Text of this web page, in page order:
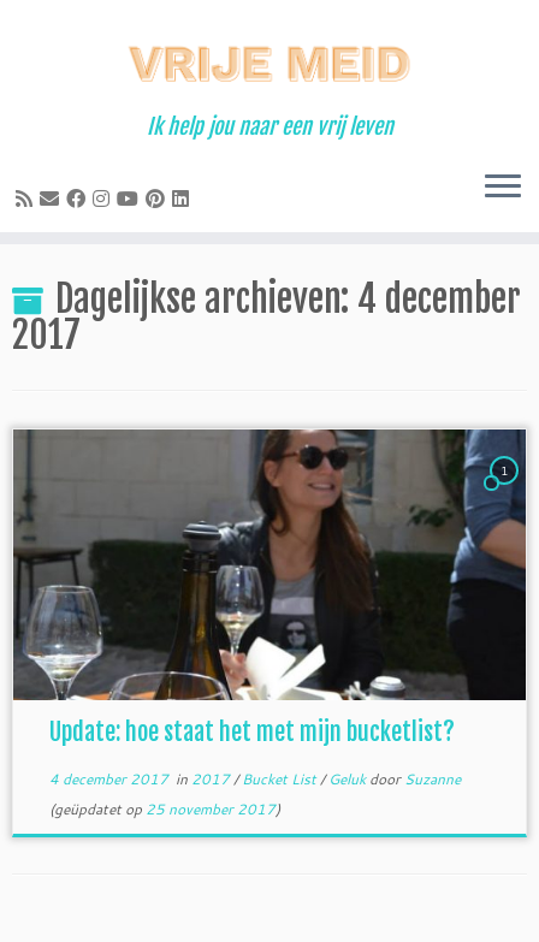
Ik help jou naar een vrij leven
Dagelijkse archieven: 4 december
2017
1
Update: hoe staat het met mijn bucketlist?
4 december 2017in 2017/Bucket List/GelukdoorSuzanne
(geüpdatet op 25 november 2017)